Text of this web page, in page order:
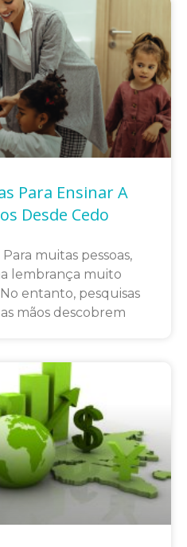
Para Ensinar A
Desde Cedo
Para muitas pessoas,
lembrança muito
entanto, pesquisas
mãos descobrem